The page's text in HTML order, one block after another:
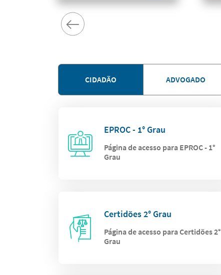
CIDADÃO ADVOGADO
EPROC - 1° Grau
Página de acesso para EPROC - 1°
Grau
Certidões 2° Grau
Página de acesso para Certidões 2°
Grau